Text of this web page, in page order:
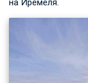
на Иремеля.